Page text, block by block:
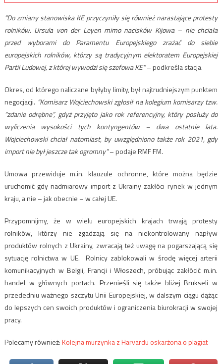
“Do zmiany stanowiska KE przyczyniły się również narastające protesty
rolników. Ursula von der Leyen mimo nacisków Kijowa – nie chciała
przed wyborami do Paramentu Europejskiego zrażać do siebie
europejskich rolników, którzy są tradycyjnym elektoratem Europejskiej
Partii Ludowej, z której wywodzi się szefowa KE”– podkreśla stacja.
Okres, od którego naliczane byłyby limity, był najtrudniejszym punktem
negocjacji. “Komisarz Wojciechowski zgłosił na kolegium komisarzy tzw.
“zdanie odrębne”, gdyż przyjęto jako rok referencyjny, który posłuży do
wyliczenia wysokości tych kontyngentów – dwa ostatnie lata.
Wojciechowski chciał natomiast, by uwzględniono także rok 2021, gdy
import nie był jeszcze tak ogromny”– podaje RMF FM.
Umowa przewiduje m.in. klauzule ochronne, które można będzie
uruchomić gdy nadmiarowy import z Ukrainy zakłóci rynek w jednym
kraju, a nie – jak obecnie – w całej UE.
Przypomnijmy, że w wielu europejskich krajach trwają protesty
rolników, którzy nie zgadzają się na niekontrolowany napływ
produktów rolnych z Ukrainy, zwracają też uwagę na pogarszającą się
sytuację rolnictwa w UE. Rolnicy zablokowali w środę więcej arterii
komunikacyjnych w Belgii, Francji i Włoszech, próbując zakłócić m.in.
handel w głównych portach. Przenieśli się także bliżej Brukseli w
przededniu ważnego szczytu Unii Europejskiej, w dalszym ciągu dążąc
do lepszych cen swoich produktów i ograniczenia biurokracji w swojej
pracy.
Polecamy również:Kolejna murzynka z Harvardu oskarżona o plagiat